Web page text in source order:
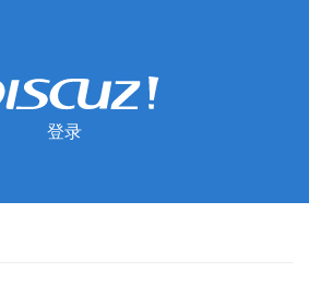
登录